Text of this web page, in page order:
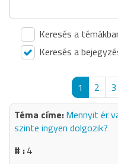
Keresés a
Keresés a
1 2 3
Mennyit ér
szinte ingyen dolgozik?
4